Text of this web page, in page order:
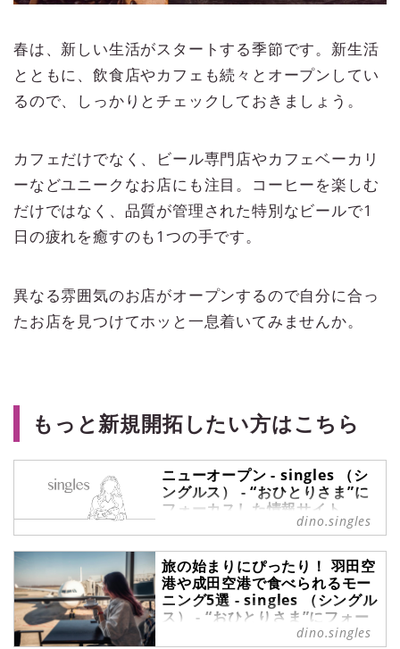
春は、新しい生活がスタートする季節です。新生活
とともに、飲食店やカフェも続々とオープンしてい
るので、しっかりとチェックしておきましょう。
カフェだけでなく、ビール専門店やカフェベーカリ
ーなどユニークなお店にも注目。コーヒーを楽しむ
だけではなく、品質が管理された特別なビールで1
日の疲れを癒すのも1つの手です。
異なる雰囲気のお店がオープンするので自分に合っ
たお店を見つけてホッと一息着いてみませんか。
もっと新規開拓したい方はこちら
ニューオープン - singles （シ
ングルス） - “おひとりさま”に
フォーカスした情報サイト
ニューオープン の記事一覧 -
『singles』は、“おひとりさま“に焦
点を当てた情報サイトです。パート
ナーの有無に関わらず、自分らしい
生活を謳歌する彼・彼女たちのライ
フスタイルを紹介します。
dino.singles
旅の始まりにぴったり！ 羽田空
港や成田空港で食べられるモー
ニング5選 - singles （シングル
ス） - “おひとりさま”にフォー
カスした情報サイトdino.singles